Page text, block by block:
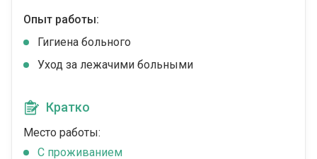
Опыт работы:
Гигиена больного
Уход за лежачими больными
Кратко
Место работы:
C проживанием